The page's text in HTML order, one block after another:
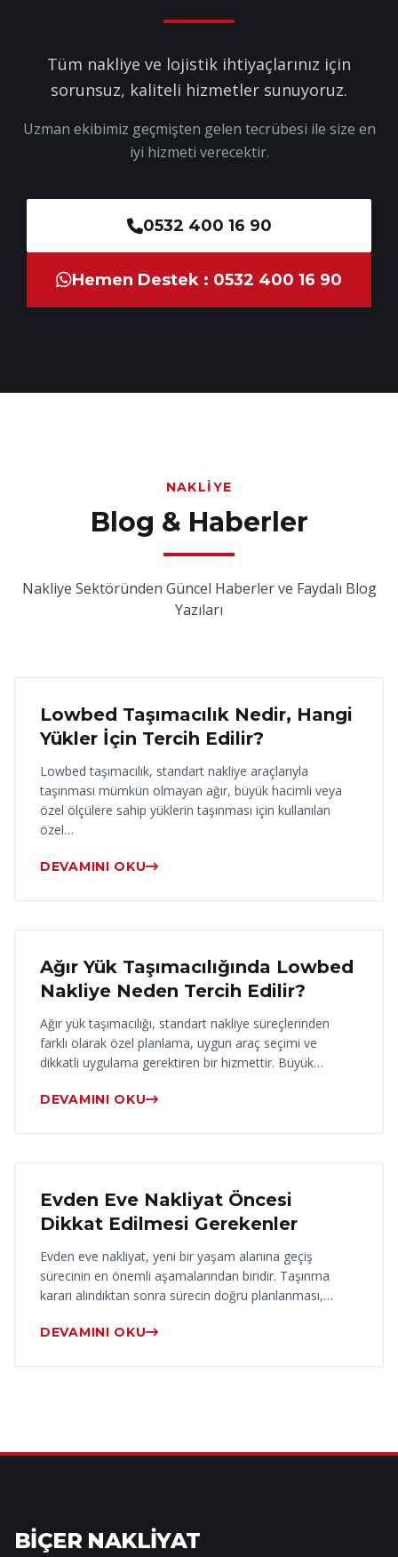
Tüm nakliye ve lojistik ihtiyaçlarınız için
sorunsuz, kaliteli hizmetler sunuyoruz.
Uzman ekibimiz geçmişten gelen tecrübesi ile size en
iyi hizmeti verecektir.
0532 400 16 90
Hemen Destek : 0532 400 16 90
NAKLIYE
Blog & Haberler
Nakliye Sektöründen Güncel Haberler ve Faydalı Blog
Yazıları
18 Haziran 2026
Lowbed Taşımacılık Nedir, Hangi
Yükler İçin Tercih Edilir?
Lowbed taşımacılık, standart nakliye araçlarıyla
taşınması mümkün olmayan ağır, büyük hacimli veya
özel ölçülere sahip yüklerin taşınması için kullanılan
özel…
DEVAMINI OKU
17 Haziran 2026
Ağır Yük Taşımacılığında Lowbed
Nakliye Neden Tercih Edilir?
Ağır yük taşımacılığı, standart nakliye süreçlerinden
farklı olarak özel planlama, uygun araç seçimi ve
dikkatli uygulama gerektiren bir hizmettir. Büyük…
DEVAMINI OKU
16 Haziran 2026
Evden Eve Nakliyat Öncesi
Dikkat Edilmesi Gerekenler
Evden eve nakliyat, yeni bir yaşam alanına geçiş
sürecinin en önemli aşamalarından biridir. Taşınma
kararı alındıktan sonra sürecin doğru planlanması,…
DEVAMINI OKU
BİÇER NAKLİYAT